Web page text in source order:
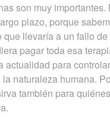
son muy
plazo, porque
que llevaría a un fallo
pagar toda esa
actualidad para
naturaleza humana.
también para